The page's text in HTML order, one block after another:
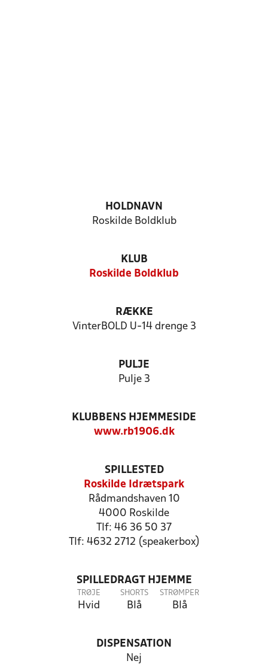
HOLDNAVN
Roskilde Boldklub
KLUB
Roskilde Boldklub
RÆKKE
VinterBOLD U-14 drenge 3
PULJE
Pulje 3
KLUBBENS HJEMMESIDE
www.rb1906.dk
SPILLESTED
Roskilde Idrætspark
Rådmandshaven 10
4000 Roskilde
Tlf: 46 36 50 37
Tlf: 4632 2712 (speakerbox)
SPILLEDRAGT HJEMME
TRØJE
Hvid
SHORTS
Blå
STRØMPER
Blå
DISPENSATION
Nej